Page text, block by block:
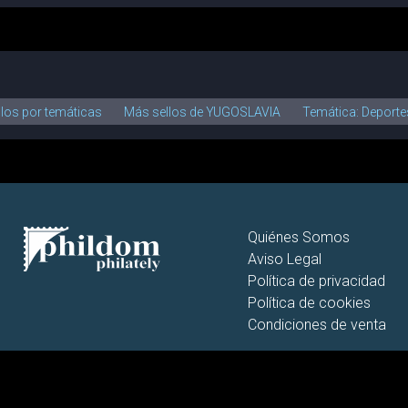
por temáticas Más sellos de YUGOSLAVIA Temática:
Quiénes Somos
Aviso Legal
Política de privacidad
Política de cookies
Condiciones de venta